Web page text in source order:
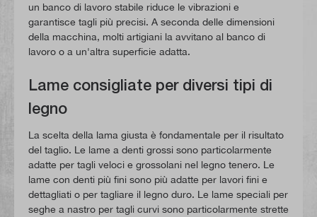
un banco di lavoro stabile riduce le vibrazioni e
garantisce tagli più precisi. A seconda delle dimensioni
della macchina, molti artigiani la avvitano al banco di
lavoro o a un'altra superficie adatta.
Lame consigliate per diversi tipi di
legno
La scelta della lama giusta è fondamentale per il risultato
del taglio. Le lame a denti grossi sono particolarmente
adatte per tagli veloci e grossolani nel legno tenero. Le
lame con denti più fini sono più adatte per lavori fini e
dettagliati o per tagliare il legno duro. Le lame speciali per
seghe a nastro per tagli curvi sono particolarmente strette